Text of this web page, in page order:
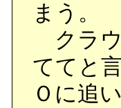
まう。
クラウ
ててと
Ｏに追